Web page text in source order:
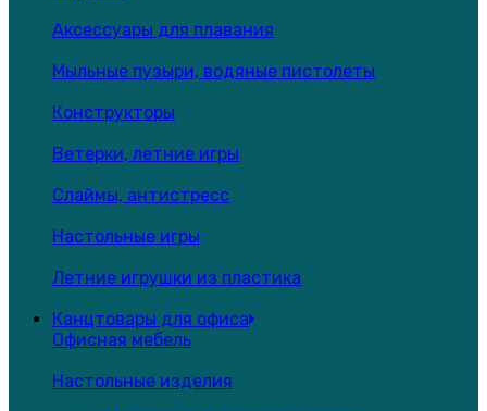
Аксессуары для плавания
Мыльные пузыри, водяные пистолеты
Конструкторы
Ветерки, летние игры
Слаймы, антистресс
Настольные игры
Летние игрушки из пластика
Канцтовары для офиса
Офисная мебель
Настольные изделия